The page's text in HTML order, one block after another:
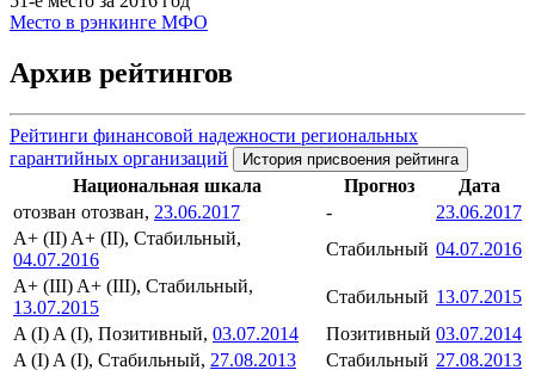
Место в рэнкинге МФО
Архив рейтингов
Рейтинги финансовой надежности региональных
гарантийных организаций
История присвоения рейтинга
Национальная шкала Прогноз
Дата
отозван отозван, 23.06.2017 -
23.06.2017
A+ (II) A+ (II), Стабильный,
04.07.2016
Стабильный 04.07.2016
A+ (III) A+ (III), Стабильный,
13.07.2015
Стабильный 13.07.2015
A (I) A (I), Позитивный, 03.07.2014 Позитивный 03.07.2014
A (I) A (I), Стабильный, 27.08.2013 Стабильный 27.08.2013